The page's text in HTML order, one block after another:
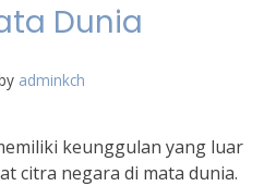
Dunia
adminkch
keunggulan yang luar
citra negara di mata dunia.